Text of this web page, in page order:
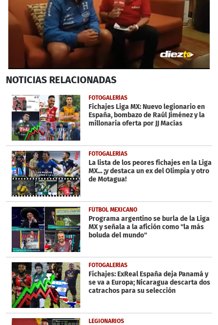
seconds
4
minutes,
6
seconds
NOTICIAS RELACIONADAS
FOTOGALERÍAS
Fichajes Liga MX: Nuevo legionario en
España, bombazo de Raúl Jiménez y la
millonaria oferta por JJ Macías
FOTOGALERÍAS
La lista de los peores fichajes en la Liga
MX... ¡y destaca un ex del Olimpia y otro
de Motagua!
FÚTBOL MEXICANO
Programa argentino se burla de la Liga
MX y señala a la afición como ''la más
boluda del mundo''
FOTOGALERÍAS
Fichajes: ExReal España deja Panamá y
se va a Europa; Nicaragua descarta dos
catrachos para su selección
LEGIONARIOS